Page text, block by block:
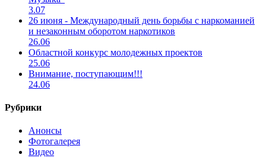
3.07
26 июня - Международный день борьбы с наркоманией
и незаконным оборотом наркотиков
26.06
Областной конкурс молодежных проектов
25.06
Внимание, поступающим!!!
24.06
Рубрики
Анонсы
Фотогалерея
Видео